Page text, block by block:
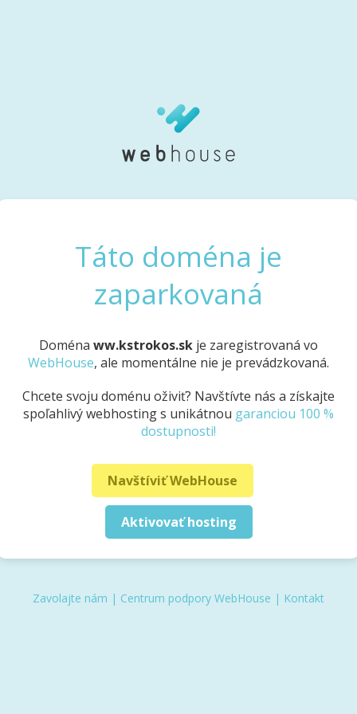
Táto doména je
zaparkovaná
Doména ww.kstrokos.sk je zaregistrovaná vo
WebHouse, ale momentálne nie je prevádzkovaná.
Chcete svoju doménu oživiť? Navštívte nás a získajte
spoľahlivý webhosting s unikátnou garanciou 100 %
dostupnosti!
Navštíviť WebHouse
Aktivovať hosting
Zavolajte nám | Centrum podpory WebHouse | Kontakt